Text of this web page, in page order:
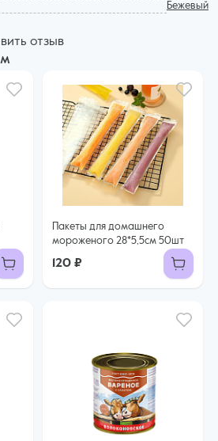
Бежевый
отзыв
заказе от 6 шт.
Пакеты для домашнего
мороженого 28*5,5см 50шт
120 ₽